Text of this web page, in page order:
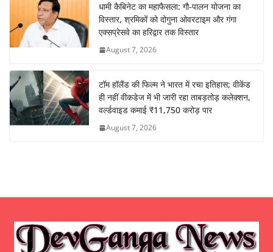
धामी कैबिनेट का महाफैसला: गौ-पालन योजना का
विस्तार, श्रमिकों को दोगुना ओवरटाइम और गंगा
एक्सप्रेसवे का हरिद्वार तक विस्तार
August 7, 2026
टॉम हॉलैंड की फिल्म ने भारत में रचा इतिहास; वीकेंड
ही नहीं वीकडेज में भी जारी रहा ताबड़तोड़ कलेक्शन,
वर्ल्डवाइड कमाई ₹11,750 करोड़ पार
August 7, 2026